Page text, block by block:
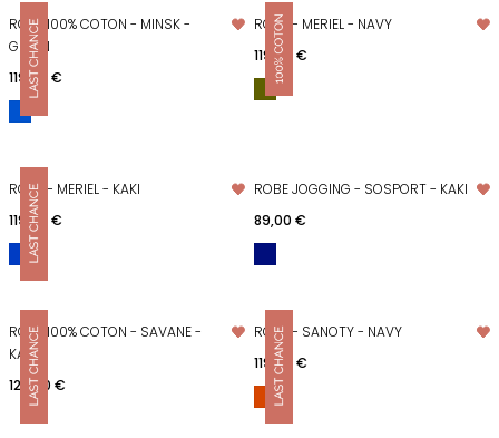
ROBE 100% COTON - MINSK -
GREEN
Prix
119,00 €
ROBE - MERIEL - NAVY
Prix
119,00 €
ROBE - MERIEL - KAKI
Prix
119,00 €
ROBE JOGGING - SOSPORT - KAKI
Prix
89,00 €
ROBE 100% COTON - SAVANE -
KAKI
Prix
129,00 €
ROBE - SANOTY - NAVY
Prix
119,00 €